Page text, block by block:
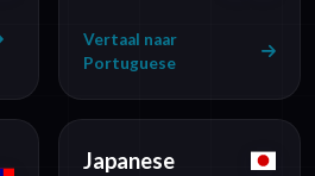
Vertaal naar
Portuguese
Japanese